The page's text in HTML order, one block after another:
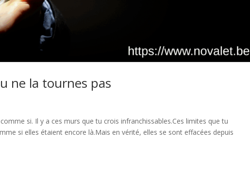
ne la tournes pas
si. Il y a ces murs que tu crois infranchissables.Ces limites que tu
si elles étaient encore là.Mais en vérité, elles se sont effacées depuis